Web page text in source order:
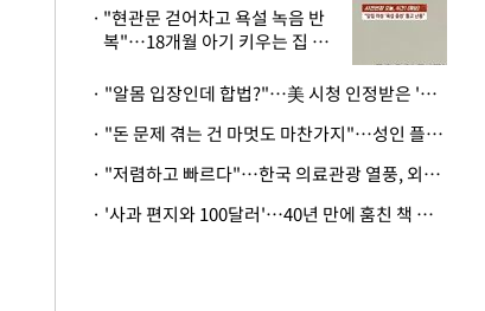
"현관문 걷어차고 욕설 녹음 반
복"…18개월 아기 키우는 집 뒤
· "알몸 입장인데 합법?"…美 시청 인정받은 '누드' 레스토랑 화제
· "돈 문제 겪는 건 마멋도 마찬가지"…성인 플랫폼에 등장한 뜻밖의 스타
· "저렴하고 빠르다"…한국 의료관광 열풍, 외신도 주목
· '사과 편지와 100달러'…40년 만에 훔친 책 돌려준 美 절도범